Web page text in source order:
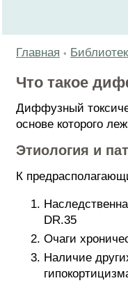
Главная •
Что такое
Диффузный
основе которого
Этиология и
К
DR.35
Очаги
Наличие